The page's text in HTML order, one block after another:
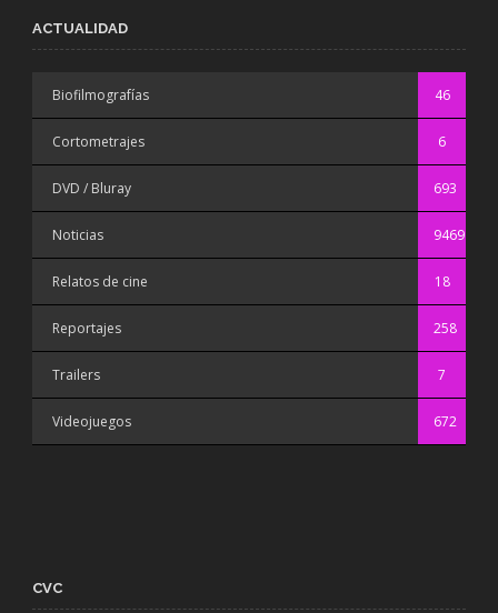
ACTUALIDAD
Biofilmografías 46
Cortometrajes 6
DVD / Bluray 693
Noticias 9469
Relatos de cine 18
Reportajes 258
Trailers 7
Videojuegos 672
CVC